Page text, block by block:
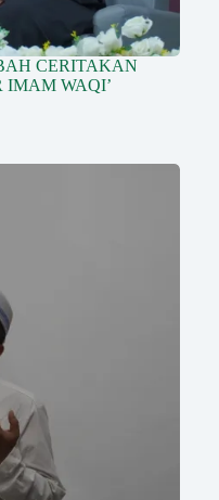
CERITAKAN
IMAM WAQI’